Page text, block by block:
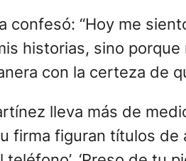
“Hoy me
historias, sino
con la certeza de
lleva más de
figuran títulos de